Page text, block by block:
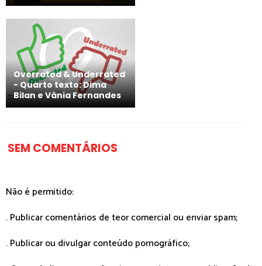
Overrated & Underrated
- Quarto texto: Dima
Bilan e Vânia Fernandes
SEM COMENTÁRIOS
Não é permitido:
. Publicar comentários de teor comercial ou enviar spam;
. Publicar ou divulgar conteúdo pornográfico;